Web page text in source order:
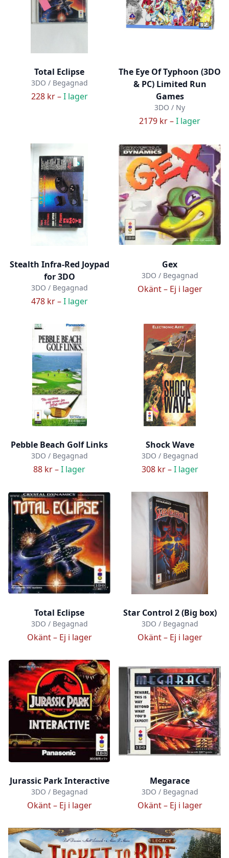
Total Eclipse
3DO / Begagnad
228 kr –I lager
The Eye Of Typhoon (3DO
& PC) Limited Run
Games
3DO / Ny
2179 kr –I lager
Stealth Infra-Red Joypad
for 3DO
3DO / Begagnad
478 kr –I lager
Gex
3DO / Begagnad
Okänt – Ej i lager
Pebble Beach Golf Links
3DO / Begagnad
88 kr –I lager
Shock Wave
3DO / Begagnad
308 kr –I lager
Total Eclipse
3DO / Begagnad
Okänt – Ej i lager
Star Control 2 (Big box)
3DO / Begagnad
Okänt – Ej i lager
Jurassic Park Interactive
3DO / Begagnad
Okänt – Ej i lager
Megarace
3DO / Begagnad
Okänt – Ej i lager